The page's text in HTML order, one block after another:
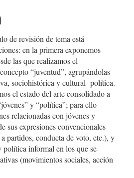
de revisión de tema está
en la primera exponemos
las que realizamos el
“juventud”, agrupándolas
sociohistórica y cultural- política.
el estado del arte consolidado a
y “política”; para ello
relacionadas con jóvenes y
sus expresiones convencionales
partidos, conducta de voto, etc.), y
política informal en los que se
(movimientos sociales, acción